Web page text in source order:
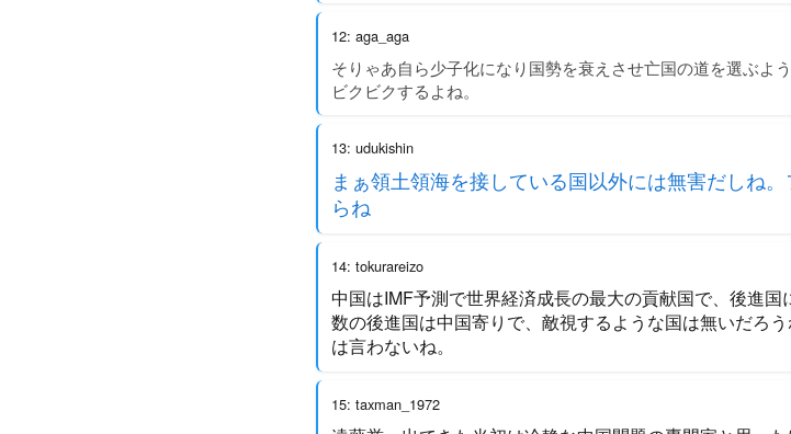
12: aga_aga
そりゃあ自ら少子化になり国勢を衰えさせ亡国の道を選ぶよ
ビクビクするよね。
13: udukishin
まぁ領土領海を接している国以外には無害だしね
らね
14: tokurareizo
中国はIMF予測で世界経済成長の最大の貢献国で、後進
数の後進国は中国寄りで、敵視するような国は無いだろ
は言わないね。
15: taxman_1972